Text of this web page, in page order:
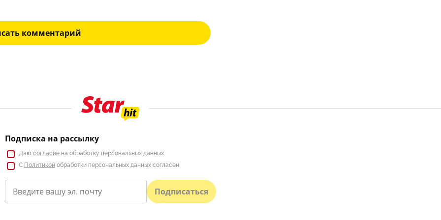
комментарий
Подписка на рассылку
Даю согласиена обработку персональных данных
С Политикойобработки персональных данных согласен
Подписаться